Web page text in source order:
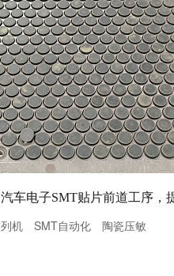
车电子SMT贴片前道工序，
机 SMT自动化
陶瓷压敏